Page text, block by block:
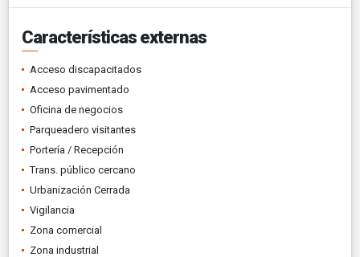
Características externas
Acceso discapacitados
Acceso pavimentado
Oficina de negocios
Parqueadero visitantes
Portería / Recepción
Trans. público cercano
Urbanización Cerrada
Vigilancia
Zona comercial
Zona industrial